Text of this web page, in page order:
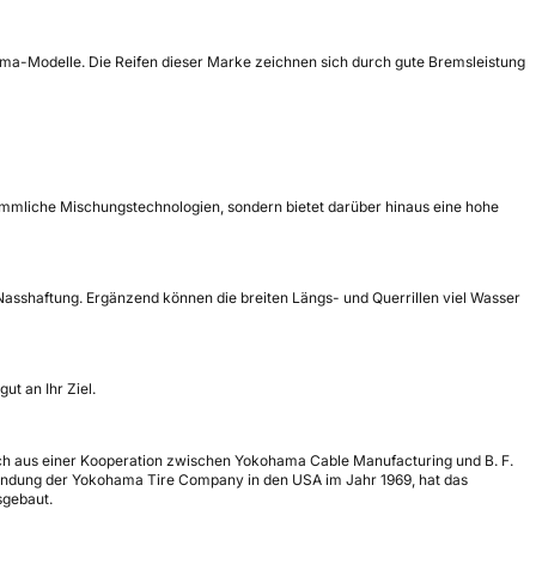
Modelle. Die Reifen dieser Marke zeichnen sich durch gute Bremsleistung
Mischungstechnologien, sondern bietet darüber hinaus eine hohe
Ergänzend können die breiten Längs- und Querrillen viel Wasser
an Ihr Ziel.
aus einer Kooperation zwischen Yokohama Cable Manufacturing und B. F.
der Yokohama Tire Company in den USA im Jahr 1969, hat das